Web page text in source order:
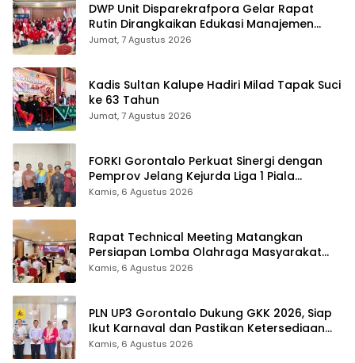
DWP Unit Disparekrafpora Gelar Rapat
Rutin Dirangkaikan Edukasi Manajemen
Stres
Jumat, 7 Agustus 2026
Kadis Sultan Kalupe Hadiri Milad Tapak Suci
ke 63 Tahun
Jumat, 7 Agustus 2026
FORKI Gorontalo Perkuat Sinergi dengan
Pemprov Jelang Kejurda Liga 1 Piala
Gubernur 2026
Kamis, 6 Agustus 2026
Rapat Technical Meeting Matangkan
Persiapan Lomba Olahraga Masyarakat
Tingkat Provinsi Gorontalo
Kamis, 6 Agustus 2026
PLN UP3 Gorontalo Dukung GKK 2026, Siap
Ikut Karnaval dan Pastikan Ketersediaan
Listrik
Kamis, 6 Agustus 2026